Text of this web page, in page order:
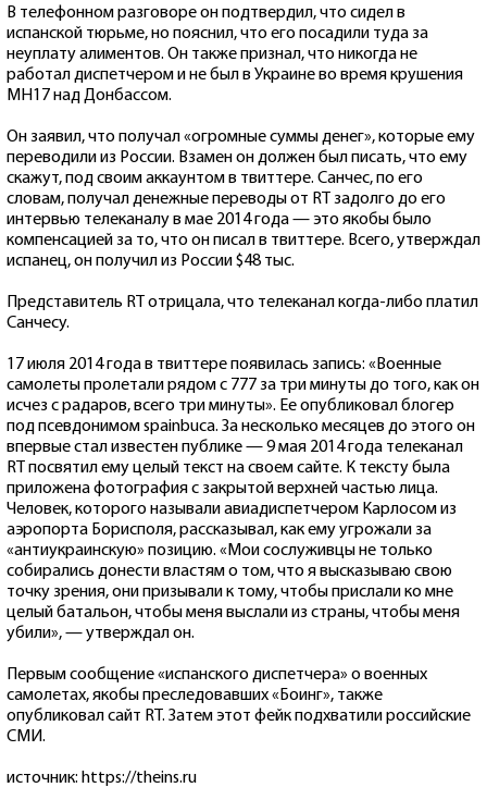
В телефонном разговоре он подтвердил, что сидел в
испанской тюрьме, но пояснил, что его посадили туда за
неуплату алиментов. Он также признал, что никогда не
работал диспетчером и не был в Украине во время крушения
MH17 над Донбассом.
Он заявил, что получал «огромные суммы денег», которые ему
переводили из России. Взамен он должен был писать, что ему
скажут, под своим аккаунтом в твиттере. Санчес, по его
словам, получал денежные переводы от RT задолго до его
интервью телеканалу в мае 2014 года — это якобы было
компенсацией за то, что он писал в твиттере. Всего, утверждал
испанец, он получил из России $48 тыс.
Представитель RT отрицала, что телеканал когда-либо платил
Санчесу.
17 июля 2014 года в твиттере появилась запись: «Военные
самолеты пролетали рядом с 777 за три минуты до того, как он
исчез с радаров, всего три минуты». Ее опубликовал блогер
под псевдонимом spainbuca. За несколько месяцев до этого он
впервые стал известен публике — 9 мая 2014 года телеканал
RT посвятил ему целый текст на своем сайте. К тексту была
приложена фотография с закрытой верхней частью лица.
Человек, которого называли авиадиспетчером Карлосом из
аэропорта Борисполя, рассказывал, как ему угрожали за
«антиукраинскую» позицию. «Мои сослуживцы не только
собирались донести властям о том, что я высказываю свою
точку зрения, они призывали к тому, чтобы прислали ко мне
целый батальон, чтобы меня выслали из страны, чтобы меня
убили», — утверждал он.
Первым сообщение «испанского диспетчера» о военных
самолетах, якобы преследовавших «Боинг», также
опубликовал сайт RT. Затем этот фейк подхватили российские
СМИ.
источник: https://theins.ru